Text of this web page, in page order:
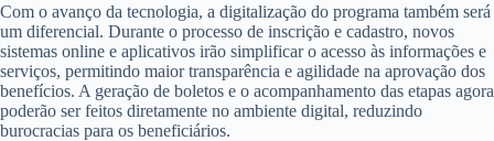
Com o avanço da tecnologia, a digitalização do programa também será
um diferencial. Durante o processo de inscrição e cadastro, novos
sistemas online e aplicativos irão simplificar o acesso às informações e
serviços, permitindo maior transparência e agilidade na aprovação dos
benefícios. A geração de boletos e o acompanhamento das etapas agora
poderão ser feitos diretamente no ambiente digital, reduzindo
burocracias para os beneficiários.